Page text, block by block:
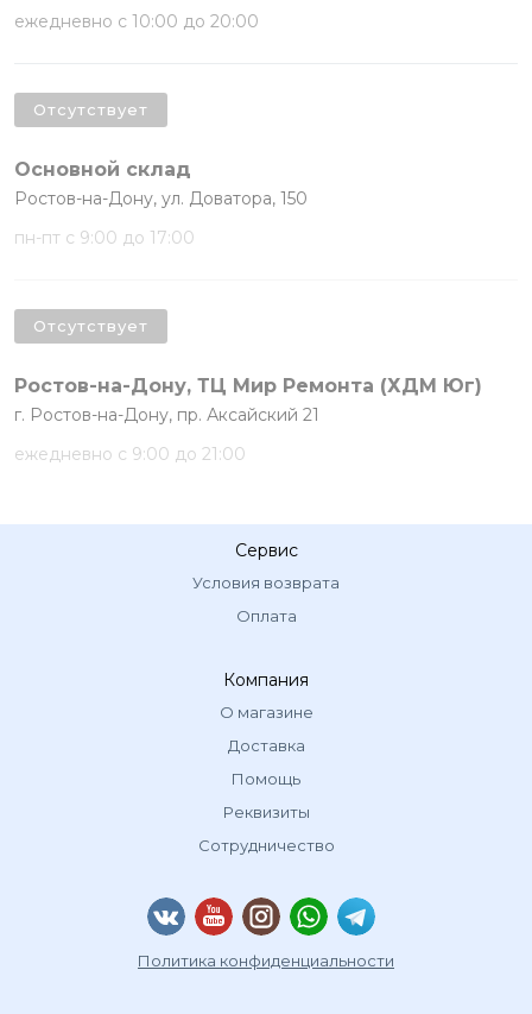
ежедневно с 10:00 до 20:00
Основной склад
Ростов-на-Дону, ул. Доватора, 150
пн-пт с 9:00 до 17:00
Отсутствует
Ростов-на-Дону, ТЦ Мир Ремонта (ХДМ Юг)
г. Ростов-на-Дону, пр. Аксайский 21
ежедневно с 9:00 до 21:00
Отсутствует
Сервис
Условия возврата
Оплата
Компания
О магазине
Доставка
Помощь
Реквизиты
Сотрудничество
Политика конфиденциальности